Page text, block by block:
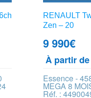
RENAULT
Zen – 20
9 990€
À partir
Essence -
MEGA 8
Réf. :